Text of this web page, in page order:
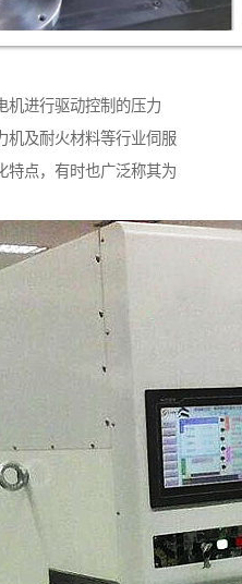
机进行驱动控制的压力
机及耐火材料等行业伺服
特点，有时也广泛称其为